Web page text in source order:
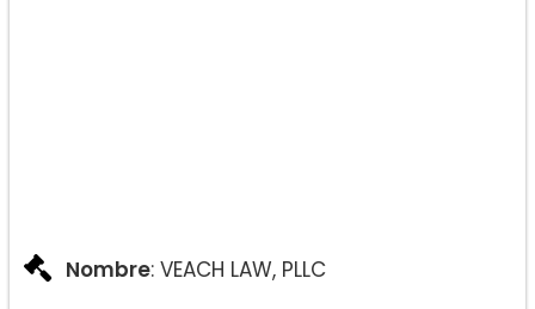
Nombre: VEACH LAW, PLLC